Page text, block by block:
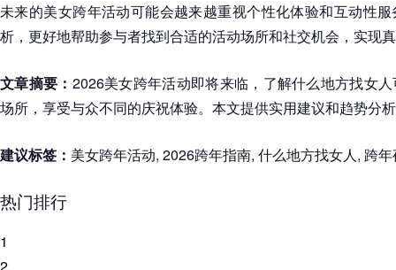
未来的美女跨年活动可能会越来越重视个性化体验和互动性
析，更好地帮助参与者找到合适的活动场所和社交机会，实现
文章摘要： 2026美女跨年活动即将来临，了解什么地方找女
场所，享受与众不同的庆祝体验。本文提供实用建议和趋势分
建议标签： 美女跨年活动, 2026跨年指南, 什么地方找女人, 跨
热门排行
1